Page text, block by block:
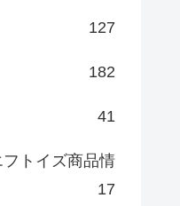
127
182
41
トイズ商品情
17